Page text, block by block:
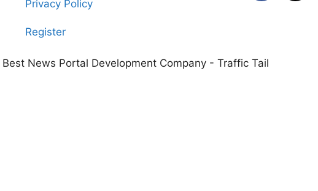
Privacy Policy
Register
Best News Portal Development Company - Traffic Tail